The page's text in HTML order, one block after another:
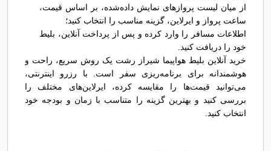
از میان لیست پروازهای نمایش داده‌شده، بر اساس قیمت،
ساعت پرواز و ایرلاین، گزینه مناسب را انتخاب کنید؛
اطلاعات مسافر را وارد کرده و پس از پرداخت آنلاین، بلیط
خود را دریافت کنید.
خرید آنلاین بلیط هواپیما شیراز رشت یک روش سریع، راحت و
هوشمندانه برای برنامه‌ریزی سفر است. با رزرو اینترنتی،
می‌توانید قیمت‌ها را مقایسه کرده، ایرلاین‌های مختلف را
بررسی کنید و بهترین گزینه را متناسب با زمان و بودجه خود
انتخاب کنید.